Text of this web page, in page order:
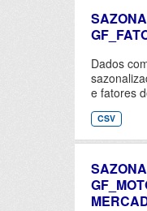
Dados
e fatores
CSV